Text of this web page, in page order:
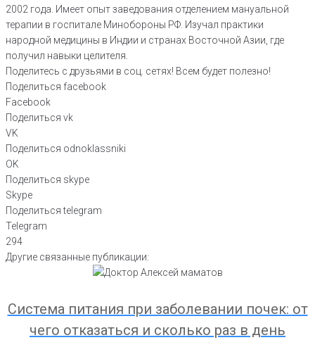
2002 года. Имеет опыт заведования отделением мануальной
терапии в госпитале Минобороны РФ. Изучал практики
народной медицины в Индии и странах Восточной Азии, где
получил навыки целителя.
Поделитесь с друзьями в соц. сетях! Всем будет полезно!
Поделиться facebook
Facebook
Поделиться vk
VK
Поделиться odnoklassniki
OK
Поделиться skype
Skype
Поделиться telegram
Telegram
294
Другие связанные публикации:
Система питания при заболевании почек: от
чего отказаться и сколько раз в день